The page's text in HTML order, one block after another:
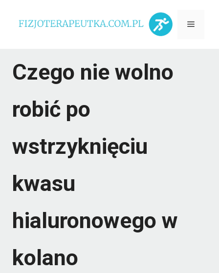
Menu
Czego nie wolno
robić po
wstrzyknięciu
kwasu
hialuronowego w
kolano